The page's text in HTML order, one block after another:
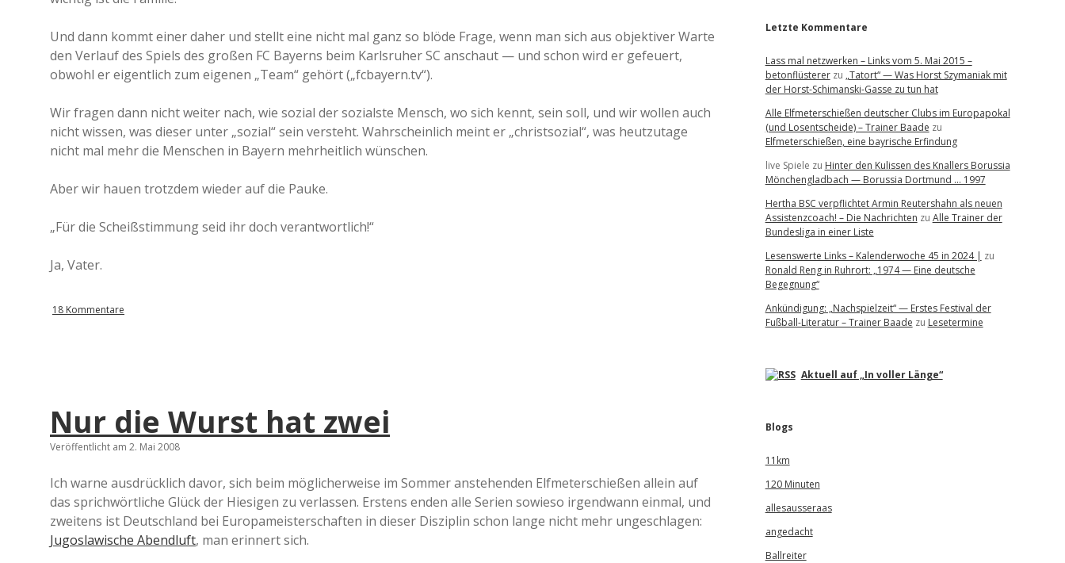
Und dann kommt einer daher und stellt eine nicht mal ganz so blöde Frage, wenn man sich aus objektiver Warte
den Verlauf des Spiels des großen FC Bayerns beim Karlsruher SC anschaut — und schon wird er gefeuert,
obwohl er eigentlich zum eigenen „Team“ gehört („fcbayern.tv“).
Wir fragen dann nicht weiter nach, wie sozial der sozialste Mensch, wo sich kennt, sein soll, und wir wollen auch
nicht wissen, was dieser unter „sozial“ sein versteht. Wahrscheinlich meint er „christsozial“, was heutzutage
nicht mal mehr die Menschen in Bayern mehrheitlich wünschen.
Aber wir hauen trotzdem wieder auf die Pauke.
„Für die Scheißstimmung seid ihr doch verantwortlich!“
Ja, Vater.
18 Kommentare
Nur die Wurst hat zwei
Veröffentlicht am 2. Mai 2008
Ich warne ausdrücklich davor, sich beim möglicherweise im Sommer anstehenden Elfmeterschießen allein auf
das sprichwörtliche Glück der Hiesigen zu verlassen. Erstens enden alle Serien sowieso irgendwann einmal, und
zweitens ist Deutschland bei Europameisterschaften in dieser Disziplin schon lange nicht mehr ungeschlagen:
Jugoslawische Abendluft, man erinnert sich.
Letzte Kommentare
Lass mal netzwerken – Links vom 5. Mai 2015 –
betonflüstererzu „Tatort“ — Was Horst Szymaniak mit
der Horst-Schimanski-Gasse zu tun hat
Alle Elfmeterschießen deutscher Clubs im Europapokal
(und Losentscheide) – Trainer Baade zu
Elfmeterschießen, eine bayrische Erfindung
live Spiele zu Hinter den Kulissen des Knallers Borussia
Mönchengladbach — Borussia Dortmund … 1997
Hertha BSC verpflichtet Armin Reutershahn als neuen
Assistenzcoach! – Die Nachrichten zu Alle Trainer der
Bundesliga in einer Liste
Lesenswerte Links – Kalenderwoche 45 in 2024 | zu
Ronald Reng in Ruhrort: „1974 — Eine deutsche
Begegnung“
Ankündigung: „Nachspielzeit“ — Erstes Festival der
Fußball-Literatur – Trainer Baade zu Lesetermine
Aktuell auf „In voller Länge“
Blogs
11km
120 Minuten
allesausseraas
angedacht
Ballreiter